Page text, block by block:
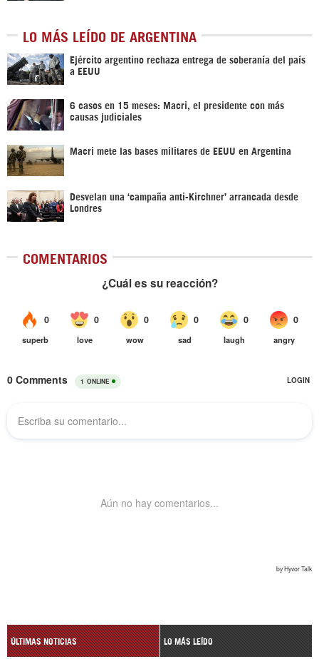
LO MÁS LEÍDO DE ARGENTINA
Ejército argentino rechaza entrega de soberanía del país
a EEUU
6 casos en 15 meses: Macri, el presidente con más
causas judiciales
Macri mete las bases militares de EEUU en Argentina
Desvelan una ‘campaña anti-Kirchner’ arrancada desde
Londres
COMENTARIOS
ÚLTIMAS NOTICIAS LO MÁS LEÍDO